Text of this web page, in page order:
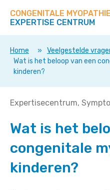
direct
op
deze
CONGENITALE MYOPATHIE
EXPERTISE CENTRUM
Home » Veelgestelde
Wat is het beloop van een
kinderen?
Wat
het
van
een
congenitale
Expertisecentrum
Wat is het
congenitale
kinderen?